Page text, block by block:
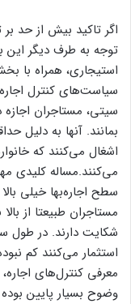
اگر تاکید بیش از حد
توجه به طرف دیگر این
استیجاری، همراه با
سیاست‌‌‌‌های کنترل
سیتی، مستاجران اجازه
بمانند. آنها به دلیل
اشغال می‌کنند که
می‌کنند.مساله کلیدی
سطح اجاره‌‌‌‌بها خیلی
مستاجران طبیعتا از
شکایت دارند. در طول
استثمار می‌کنند کم
معرفی کنترل‌‌‌‌های
وضوح بسیار پایین